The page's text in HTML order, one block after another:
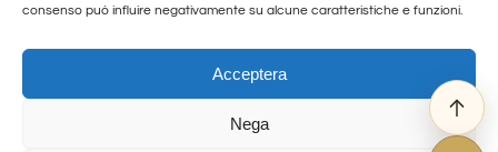
consenso può influire negativamente su alcune caratteristiche e funzioni.
Acceptera
Nega
Allegra Toscana Arezzo
© Copyright 2012 - 2026 | GranDucatoCollection | All Rights Reserved